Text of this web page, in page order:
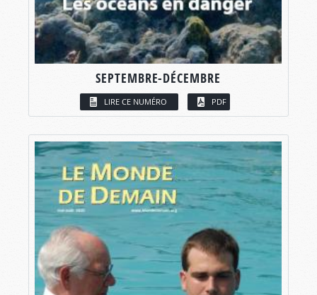
SEPTEMBRE-DÉCEMBRE
LIRE CE NUMÉRO PDF